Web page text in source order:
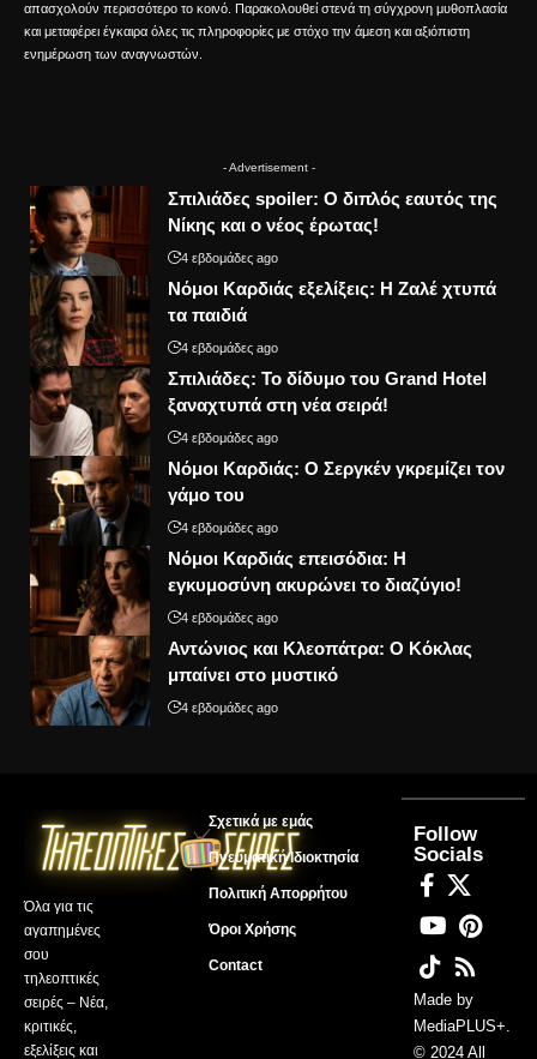
απασχολούν περισσότερο το κοινό. Παρακολουθεί στενά τη σύγχρονη μυθοπλασία
και μεταφέρει έγκαιρα όλες τις πληροφορίες με στόχο την άμεση και αξιόπιστη
ενημέρωση των αναγνωστών.
- Advertisement -
Σπιλιάδες spoiler: Ο διπλός εαυτός της
Νίκης και ο νέος έρωτας!
4 εβδομάδες ago
Νόμοι Καρδιάς εξελίξεις: Η Ζαλέ χτυπά
τα παιδιά
4 εβδομάδες ago
Σπιλιάδες: Το δίδυμο του Grand Hotel
ξαναχτυπά στη νέα σειρά!
4 εβδομάδες ago
Νόμοι Καρδιάς: Ο Σεργκέν γκρεμίζει τον
γάμο του
4 εβδομάδες ago
Νόμοι Καρδιάς επεισόδια: Η
εγκυμοσύνη ακυρώνει το διαζύγιο!
4 εβδομάδες ago
Αντώνιος και Κλεοπάτρα: Ο Κόκλας
μπαίνει στο μυστικό
4 εβδομάδες ago
Όλα για τις
αγαπημένες
σου
τηλεοπτικές
σειρές – Νέα,
κριτικές,
εξελίξεις και
Σχετικά με εμάς
Πνευματική Ιδιοκτησία
Πολιτική Απορρήτου
Όροι Χρήσης
Contact
Follow
Socials
Made by
MediaPLUS+.
© 2024 All